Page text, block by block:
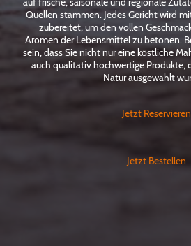
Quellen stammen. Jedes Gericht wird
zubereitet, um den vollen
Aromen der Lebensmittel zu betonen.
sein, dass Sie nicht nur eine köstliche
auch qualitativ hochwertige Produkte,
Natur ausgewählt
Jetzt Reservieren
Jetzt Bestellen